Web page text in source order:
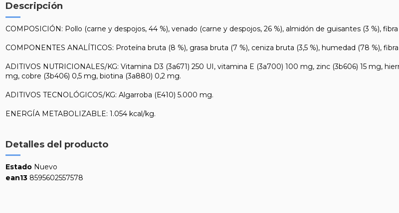
Descripción
COMPOSICIÓN: Pollo (carne y despojos, 44 %), venado (carne y despojos, 26 %), almidón de guisantes (3 %),
COMPONENTES ANALÍTICOS: Proteína bruta (8 %), grasa bruta (7 %), ceniza bruta (3,5 %), humedad (78 %),
ADITIVOS NUTRICIONALES/KG: Vitamina D3 (3a671) 250 UI, vitamina E (3a700) 100 mg, zinc (3b606) 15 mg,
mg, cobre (3b406) 0,5 mg, biotina (3a880) 0,2 mg.
ADITIVOS TECNOLÓGICOS/KG: Algarroba (E410) 5.000 mg.
ENERGÍA METABOLIZABLE: 1.054 kcal/kg.
Detalles del producto
Estado Nuevo
ean13 8595602557578